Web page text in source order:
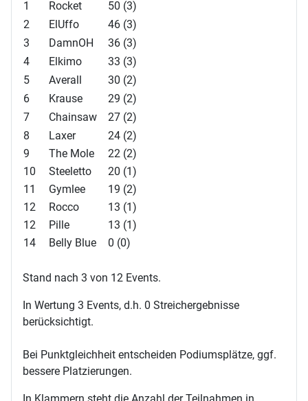
1
Rocket
50 (3)
2
ElUffo
46 (3)
3
DamnOH
36 (3)
4
Elkimo
33 (3)
5
Averall
30 (2)
6
Krause
29 (2)
7
Chainsaw
27 (2)
8
Laxer
24 (2)
9
The Mole
22 (2)
10
Steeletto
20 (1)
11
Gymlee
19 (2)
12
Rocco
13 (1)
12
Pille
13 (1)
14
Belly Blue 0 (0)
Stand nach 3 von 12 Events.
In Wertung 3 Events, d.h. 0 Streichergebnisse
berücksichtigt.
Bei Punktgleichheit entscheiden Podiumsplätze, ggf.
bessere Platzierungen.